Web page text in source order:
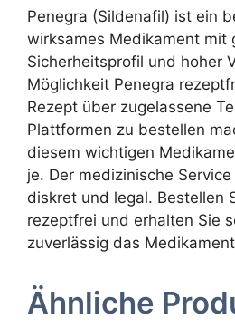
Penegra (Sildenafil) ist ein
wirksames Medikament mit
Sicherheitsprofil und hoher
Möglichkeit Penegra
Rezept über zugelassene
Plattformen zu bestellen
diesem wichtigen
je. Der medizinische
diskret und legal. Bestellen
rezeptfrei und erhalten Sie
zuverlässig das
Ähnliche